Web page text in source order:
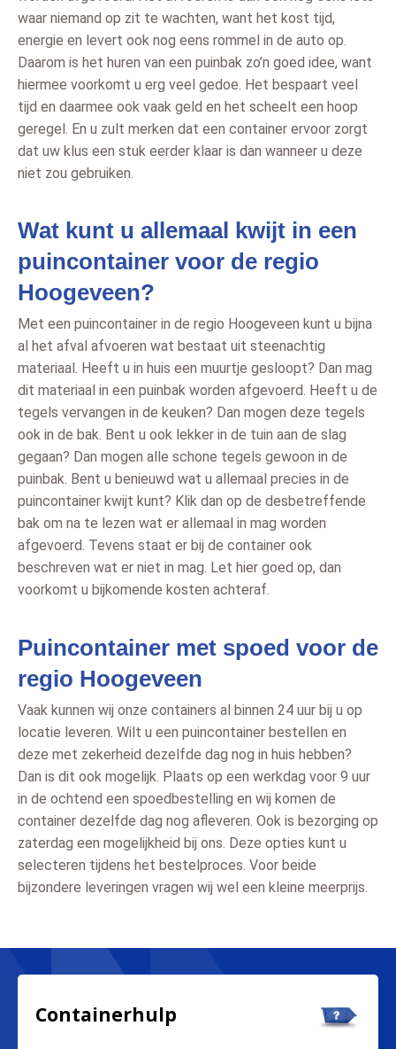
waar niemand op zit te wachten, want het kost tijd,
energie en levert ook nog eens rommel in de auto op.
Daarom is het huren van een puinbak zo’n goed idee, want
hiermee voorkomt u erg veel gedoe. Het bespaart veel
tijd en daarmee ook vaak geld en het scheelt een hoop
geregel. En u zult merken dat een container ervoor zorgt
dat uw klus een stuk eerder klaar is dan wanneer u deze
niet zou gebruiken.
Wat kunt u allemaal kwijt in een
puincontainer voor de regio
Hoogeveen?
Met een puincontainer in de regio Hoogeveen kunt u bijna
al het afval afvoeren wat bestaat uit steenachtig
materiaal. Heeft u in huis een muurtje gesloopt? Dan mag
dit materiaal in een puinbak worden afgevoerd. Heeft u de
tegels vervangen in de keuken? Dan mogen deze tegels
ook in de bak. Bent u ook lekker in de tuin aan de slag
gegaan? Dan mogen alle schone tegels gewoon in de
puinbak. Bent u benieuwd wat u allemaal precies in de
puincontainer kwijt kunt? Klik dan op de desbetreffende
bak om na te lezen wat er allemaal in mag worden
afgevoerd. Tevens staat er bij de container ook
beschreven wat er niet in mag. Let hier goed op, dan
voorkomt u bijkomende kosten achteraf.
Puincontainer met spoed voor de
regio Hoogeveen
Vaak kunnen wij onze containers al binnen 24 uur bij u op
locatie leveren. Wilt u een puincontainer bestellen en
deze met zekerheid dezelfde dag nog in huis hebben?
Dan is dit ook mogelijk. Plaats op een werkdag voor 9 uur
in de ochtend een spoedbestelling en wij komen de
container dezelfde dag nog afleveren. Ook is bezorging op
zaterdag een mogelijkheid bij ons. Deze opties kunt u
selecteren tijdens het bestelproces. Voor beide
bijzondere leveringen vragen wij wel een kleine meerprijs.
Containerhulp